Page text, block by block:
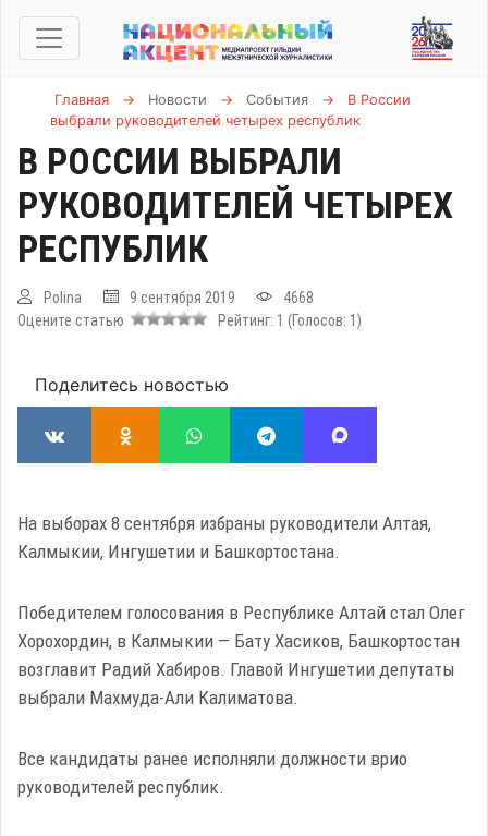
Главная → Новости → События →
В России
выбрали руководителей четырех республик
В РОССИИ ВЫБРАЛИ
РУКОВОДИТЕЛЕЙ ЧЕТЫРЕХ
РЕСПУБЛИК
Polina 9 сентября 2019
4668
Оцените статью
Рейтинг: 1 (Голосов: 1 )
Поделитесь новостью
На выборах 8 сентября избраны руководители Алтая,
Калмыкии, Ингушетии и Башкортостана.
Победителем голосования в Республике Алтай стал Олег
Хорохордин, в Калмыкии — Бату Хасиков, Башкортостан
возглавит Радий Хабиров. Главой Ингушетии депутаты
выбрали Махмуда-Али Калиматова.
Все кандидаты ранее исполняли должности врио
руководителей республик.